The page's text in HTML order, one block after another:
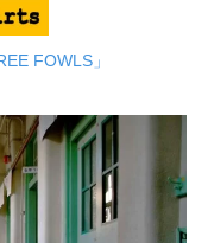
FOWLS」